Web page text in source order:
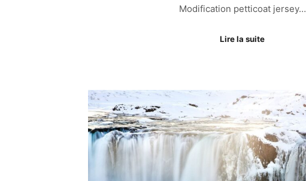
Modification petticoat jersey…
Lire la suite